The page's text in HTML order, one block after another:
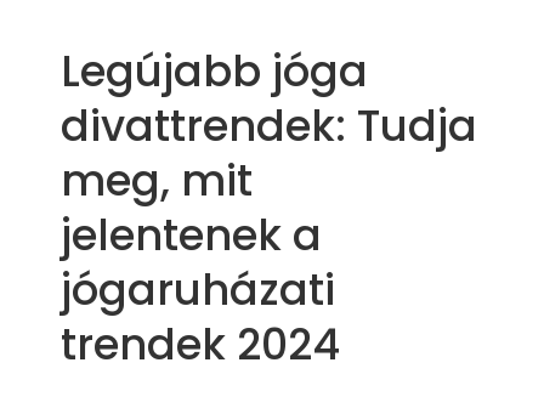
Legújabb jóga
divattrendek: Tudja
meg, mit
jelentenek a
jógaruházati
trendek 2024